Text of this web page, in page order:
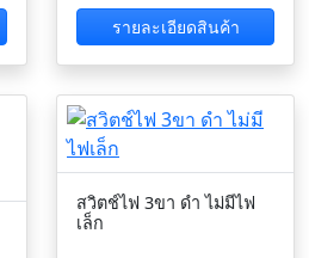
รายละเอียดสินค้า
สวิตช์ไฟ 3ขา ดำ ไม่มีไฟ
เล็ก